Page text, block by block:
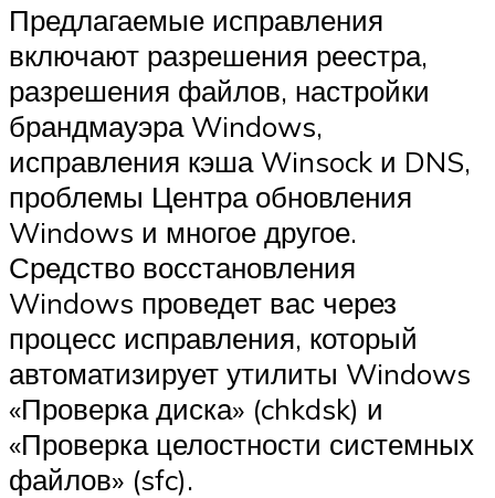
Предлагаемые исправления
включают разрешения реестра,
разрешения файлов, настройки
брандмауэра Windows,
исправления кэша Winsock и DNS,
проблемы Центра обновления
Windows и многое другое.
Средство восстановления
Windows проведет вас через
процесс исправления, который
автоматизирует утилиты Windows
«Проверка диска» (chkdsk) и
«Проверка целостности системных
файлов» (sfc).